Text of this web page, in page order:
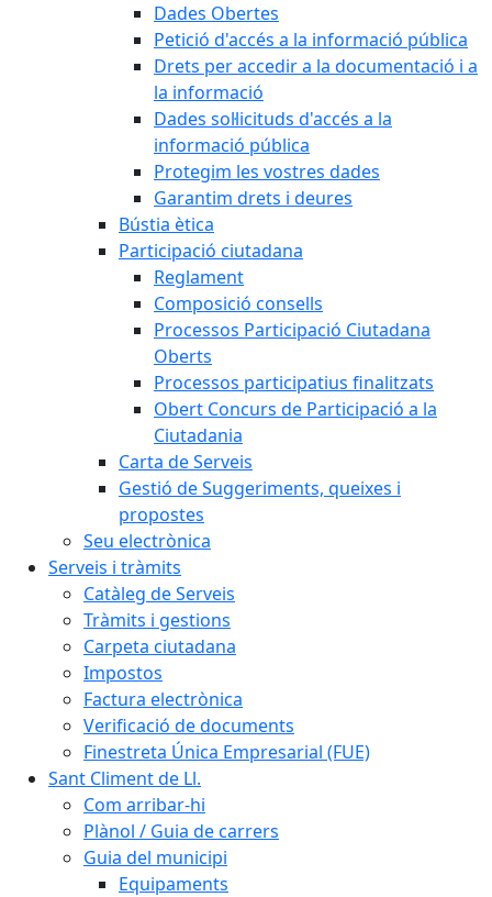
Dades Obertes
Petició d'accés a la informació pública
Drets per accedir a la documentació i a
la informació
Dades sol·licituds d'accés a la
informació pública
Protegim les vostres dades
Garantim drets i deures
Bústia ètica
Participació ciutadana
Reglament
Composició consells
Processos Participació Ciutadana
Oberts
Processos participatius finalitzats
Obert Concurs de Participació a la
Ciutadania
Carta de Serveis
Gestió de Suggeriments, queixes i
propostes
Seu electrònica
Serveis i tràmits
Catàleg de Serveis
Tràmits i gestions
Carpeta ciutadana
Impostos
Factura electrònica
Verificació de documents
Finestreta Única Empresarial (FUE)
Sant Climent de Ll.
Com arribar-hi
Plànol / Guia de carrers
Guia del municipi
Equipaments